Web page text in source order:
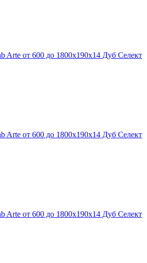
Arte от 600 до 1800х190х14 Дуб Селект
Arte от 600 до 1800х190х14 Дуб Селект
Arte от 600 до 1800х190х14 Дуб Селект